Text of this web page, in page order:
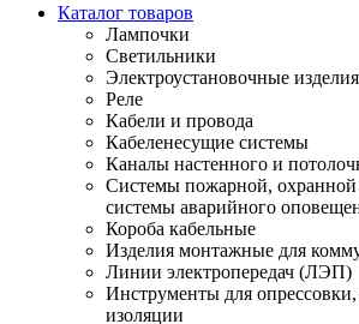
Каталог товаров
Лампочки
Светильники
Электроустановочные изделия
Реле
Кабели и провода
Кабеленесущие системы
Каналы настенного и
Системы пожарной, охранной
системы аварийного
Короба кабельные
Изделия монтажные для
Линии электропередач (ЛЭП)
Инструменты для опрессовки,
изоляции